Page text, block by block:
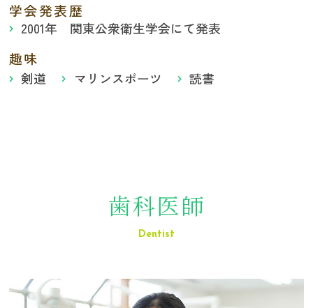
学会発表歴
2001年 関東公衆衛生学会にて発表
趣味
剣道 マリンスポーツ 読書
歯科医師
Dentist